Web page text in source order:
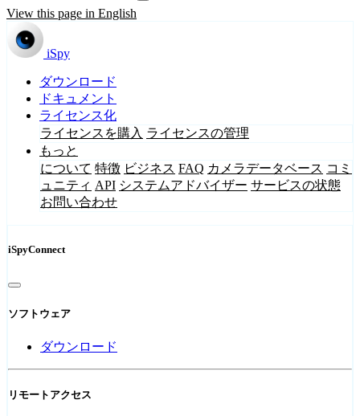
View this page in English
iSpy
ダウンロード
ドキュメント
ライセンス化
ライセンスを購入 ライセンスの管理
もっと
について 特徴 ビジネス FAQ カメラデータベース コミ
ュニティ API システムアドバイザー サービスの状態
お問い合わせ
iSpyConnect
ソフトウェア
ダウンロード
リモートアクセス